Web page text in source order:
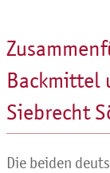
Backmittel
Siebrecht
Die beiden